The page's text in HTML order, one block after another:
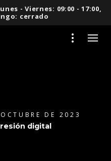
- Viernes: 09:00 - 17:00,
cerrado
DE 2023
digital